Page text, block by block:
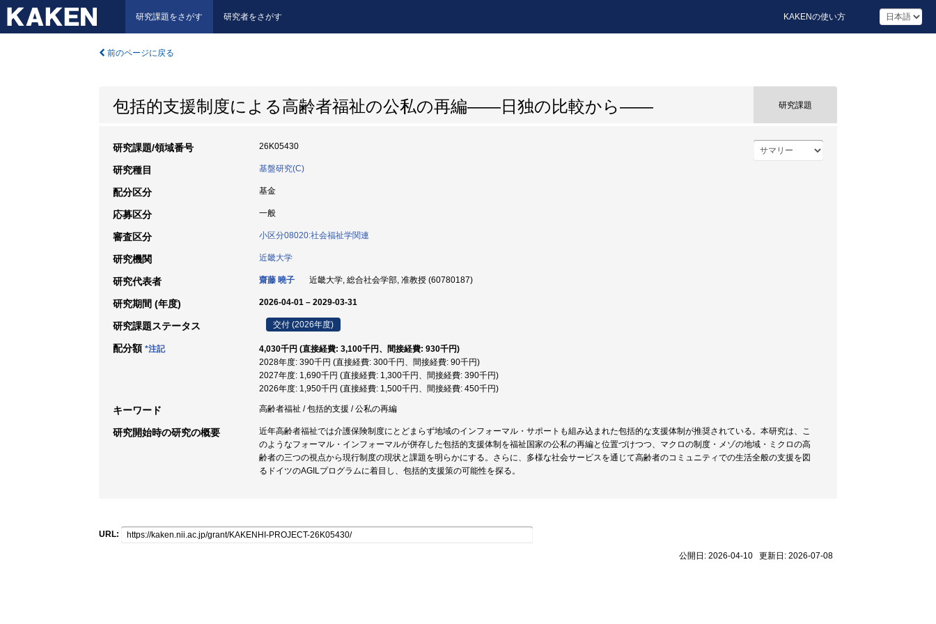
研究課題をさがす 研究者をさがす KAKENの使い方
前のページに戻る
包括的支援制度による高齢者福祉の公私の再編――日独の比較から―― 研究課題
研究課題/領域番号 26K05430
研究種目 基盤研究(C)
配分区分 基金
応募区分 一般
審査区分 小区分08020:社会福祉学関連
研究機関 近畿大学
研究代表者 齋藤 曉子 近畿大学, 総合社会学部, 准教授 (60780187)
研究期間 (年度) 2026-04-01 – 2029-03-31
研究課題ステータス 交付 (2026年度)
配分額 *注記
4,030千円 (直接経費: 3,100千円、間接経費: 930千円)
2028年度: 390千円 (直接経費: 300千円、間接経費: 90千円)
2027年度: 1,690千円 (直接経費: 1,300千円、間接経費: 390千円)
2026年度: 1,950千円 (直接経費: 1,500千円、間接経費: 450千円)
キーワード 高齢者福祉 / 包括的支援 / 公私の再編
研究開始時の研究の概要
近年高齢者福祉では介護保険制度にとどまらず地域のインフォーマル・サポートも組み込まれた包括的な支援体制が推奨されている。本研究は、こ
のようなフォーマル・インフォーマルが併存した包括的支援体制を福祉国家の公私の再編と位置づけつつ、マクロの制度・メゾの地域・ミクロの高
齢者の三つの視点から現行制度の現状と課題を明らかにする。さらに、多様な社会サービスを通じて高齢者のコミュニティでの生活全般の支援を図
るドイツのAGILプログラムに着目し、包括的支援策の可能性を探る。
URL:
公開日: 2026-04-10 更新日: 2026-07-08